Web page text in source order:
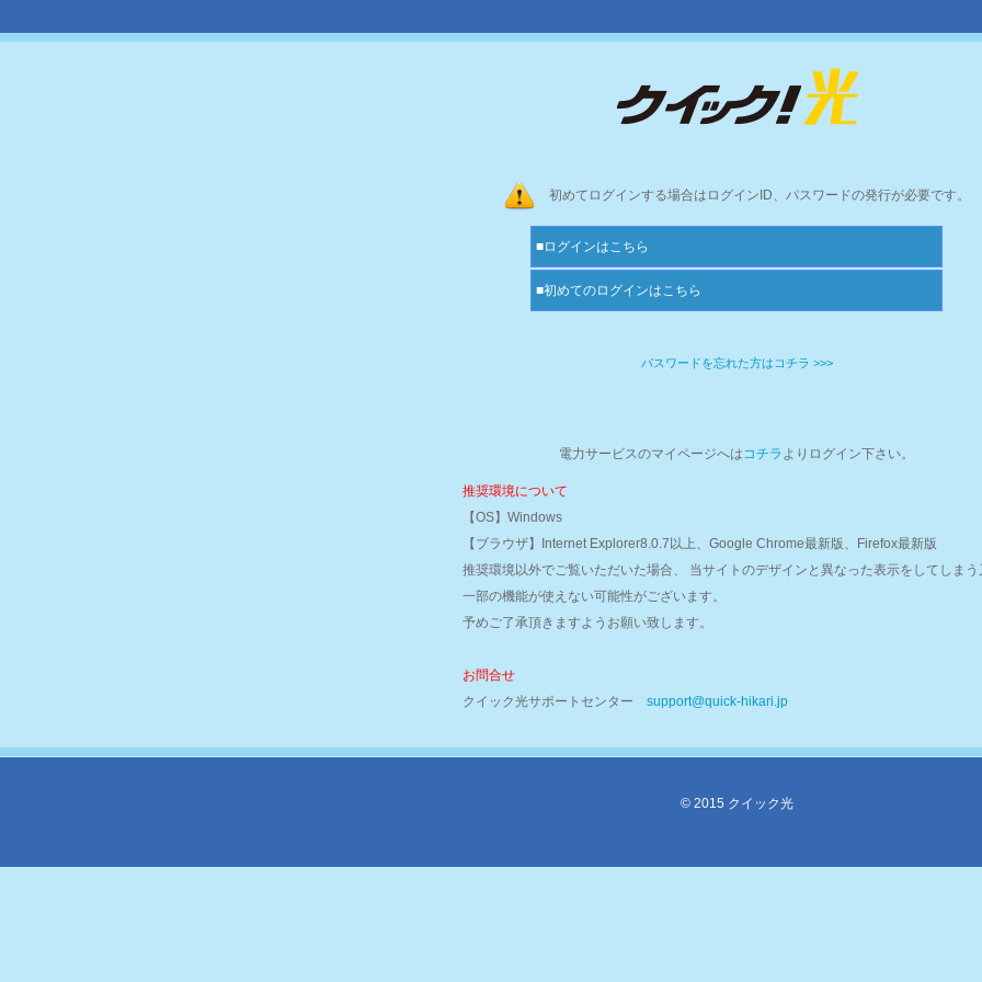
初めてログインする場合はログインID、パスワードの発行が必要です。
■ログインはこちら
■初めてのログインはこちら
パスワードを忘れた方はコチラ >>>
電力サービスのマイページへはコチラ よりログイン下さい。
推奨環境について
【OS】Windows
【ブラウザ】Internet Explorer8.0.7以上、Google Chrome最新版、Firefox最新版
推奨環境以外でご覧いただいた場合、 当サイトのデザインと異なった表示をしてしまう
一部の機能が使えない可能性がございます。
予めご了承頂きますようお願い致します。
お問合せ
クイック光サポートセンター support@quick-hikari.jp
© 2015 クイック光